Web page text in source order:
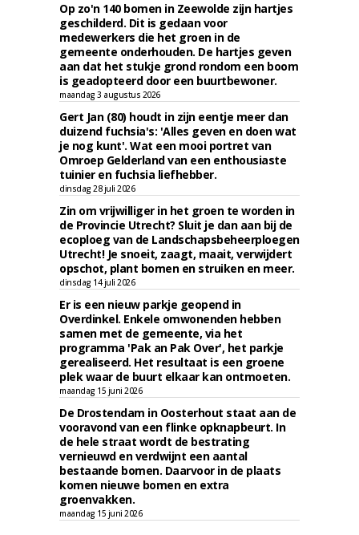
Op zo'n 140 bomen in Zeewolde zijn hartjes
geschilderd. Dit is gedaan voor
medewerkers die het groen in de
gemeente onderhouden. De hartjes geven
aan dat het stukje grond rondom een boom
is geadopteerd door een buurtbewoner.
maandag 3 augustus 2026
Gert Jan (80) houdt in zijn eentje meer dan
duizend fuchsia's: 'Alles geven en doen wat
je nog kunt'. Wat een mooi portret van
Omroep Gelderland van een enthousiaste
tuinier en fuchsia liefhebber.
dinsdag 28 juli 2026
Zin om vrijwilliger in het groen te worden in
de Provincie Utrecht? Sluit je dan aan bij de
ecoploeg van de Landschapsbeheerploegen
Utrecht! Je snoeit, zaagt, maait, verwijdert
opschot, plant bomen en struiken en meer.
dinsdag 14 juli 2026
Er is een nieuw parkje geopend in
Overdinkel. Enkele omwonenden hebben
samen met de gemeente, via het
programma 'Pak an Pak Over', het parkje
gerealiseerd. Het resultaat is een groene
plek waar de buurt elkaar kan ontmoeten.
maandag 15 juni 2026
De Drostendam in Oosterhout staat aan de
vooravond van een flinke opknapbeurt. In
de hele straat wordt de bestrating
vernieuwd en verdwijnt een aantal
bestaande bomen. Daarvoor in de plaats
komen nieuwe bomen en extra
groenvakken.
maandag 15 juni 2026